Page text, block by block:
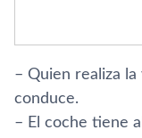
– Quien realiza
conduce.
– El coche tiene